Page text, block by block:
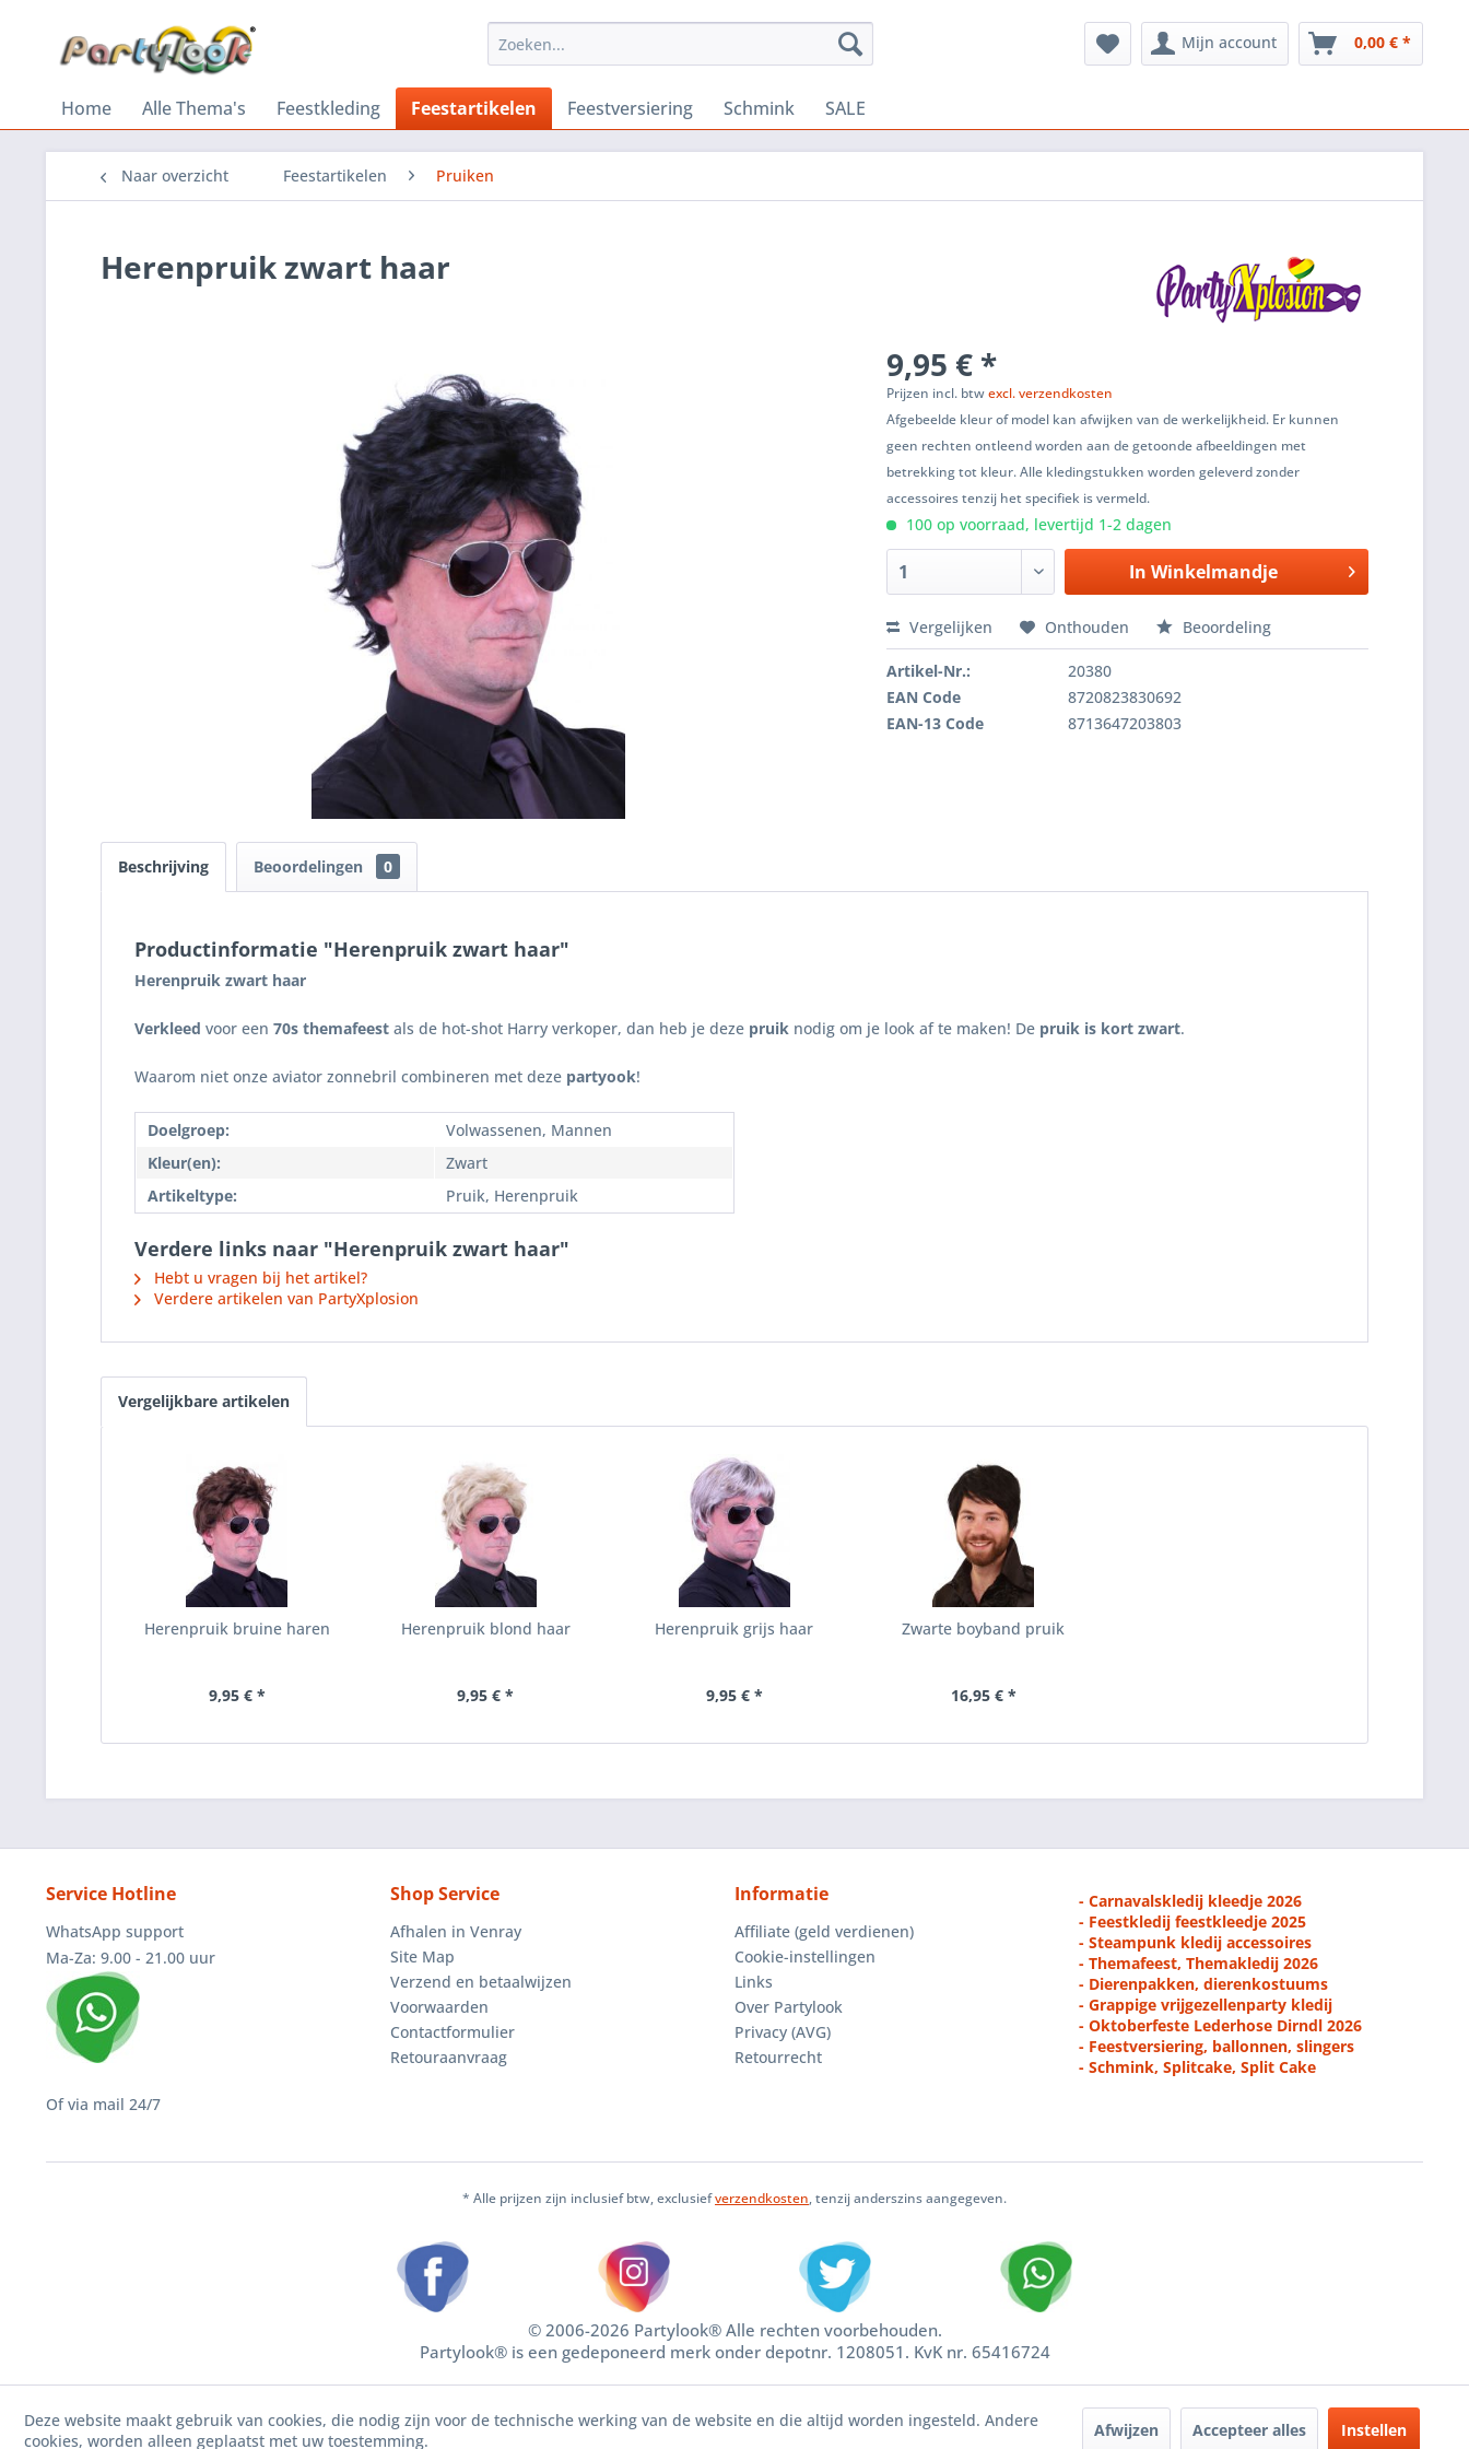
Mijn account 0,00 € *
Home Alle Thema's Feestkleding Feestartikelen Feestversiering Schmink SALE
Naar overzicht Feestartikelen Pruiken
Herenpruik zwart haar
9,95 € *
Prijzen incl. btwexcl. verzendkosten
Afgebeelde kleur of model kan afwijken van de werkelijkheid. Er kunnen
geen rechten ontleend worden aan de getoonde afbeeldingen met
betrekking tot kleur. Alle kledingstukken worden geleverd zonder
accessoires tenzij het specifiek is vermeld.
100 op voorraad, levertijd 1-2 dagen
In Winkelmandje
Vergelijken Onthouden Beoordeling
Artikel-Nr.:
20380
EAN Code
8720823830692
EAN-13 Code
8713647203803
Beschrijving Beoordelingen 0
Productinformatie "Herenpruik zwart haar"
Herenpruik zwart haar
Verkleed voor een 70s themafeest als de hot-shot Harry verkoper, dan heb je deze pruik nodig om je look af te maken! De pruik is kort zwart.
Waarom niet onze aviator zonnebril combineren met deze partyook!
Doelgroep:
Volwassenen, Mannen
Kleur(en):
Zwart
Artikeltype:
Pruik, Herenpruik
Verdere links naar "Herenpruik zwart haar"
Hebt u vragen bij het artikel?
Verdere artikelen van PartyXplosion
Vergelijkbare artikelen
Herenpruik bruine haren
9,95 € *
Herenpruik blond haar
9,95 € *
Herenpruik grijs haar
9,95 € *
Zwarte boyband pruik
16,95 € *
Service Hotline
WhatsApp support
Ma-Za: 9.00 - 21.00 uur
Of via mail 24/7
Shop Service
Afhalen in Venray
Site Map
Verzend en betaalwijzen
Voorwaarden
Contactformulier
Retouraanvraag
Informatie
Affiliate (geld verdienen)
Cookie-instellingen
Links
Over Partylook
Privacy (AVG)
Retourrecht
- Carnavalskledij kleedje 2026
- Feestkledij feestkleedje 2025
- Steampunk kledij accessoires
- Themafeest, Themakledij 2026
- Dierenpakken, dierenkostuums
- Grappige vrijgezellenparty kledij
- Oktoberfeste Lederhose Dirndl 2026
- Feestversiering, ballonnen, slingers
- Schmink, Splitcake, Split Cake
* Alle prijzen zijn inclusief btw, exclusiefverzendkosten, tenzij anderszins aangegeven.
© 2006-2026 Partylook® Alle rechten voorbehouden.
Partylook® is een gedeponeerd merk onder depotnr. 1208051. KvK nr. 65416724
Deze website maakt gebruik van cookies, die nodig zijn voor de technische werking van de website en die altijd worden ingesteld. Andere
cookies, worden alleen geplaatst met uw toestemming.
Afwijzen Accepteer alles Instellen